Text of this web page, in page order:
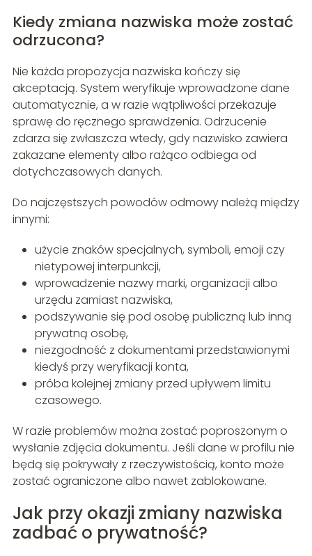
Kiedy zmiana nazwiska może zostać
odrzucona?
Nie każda propozycja nazwiska kończy się
akceptacją. System weryfikuje wprowadzone dane
automatycznie, a w razie wątpliwości przekazuje
sprawę do ręcznego sprawdzenia. Odrzucenie
zdarza się zwłaszcza wtedy, gdy nazwisko zawiera
zakazane elementy albo rażąco odbiega od
dotychczasowych danych.
Do najczęstszych powodów odmowy należą między
innymi:
użycie znaków specjalnych, symboli, emoji czy
nietypowej interpunkcji,
wprowadzenie nazwy marki, organizacji albo
urzędu zamiast nazwiska,
podszywanie się pod osobę publiczną lub inną
prywatną osobę,
niezgodność z dokumentami przedstawionymi
kiedyś przy weryfikacji konta,
próba kolejnej zmiany przed upływem limitu
czasowego.
W razie problemów można zostać poproszonym o
wysłanie zdjęcia dokumentu. Jeśli dane w profilu nie
będą się pokrywały z rzeczywistością, konto może
zostać ograniczone albo nawet zablokowane.
Jak przy okazji zmiany nazwiska
zadbać o prywatność?